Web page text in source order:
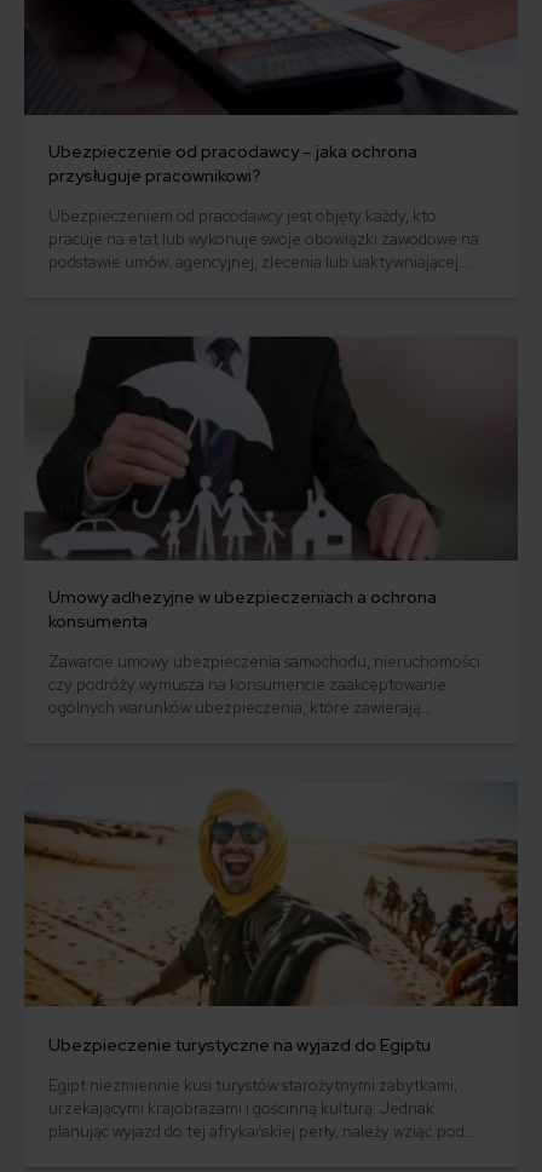
Ubezpieczenie od pracodawcy – jaka ochrona
przysługuje pracownikowi?
Ubezpieczeniem od pracodawcy jest objęty każdy, kto
pracuje na etat lub wykonuje swoje obowiązki zawodowe na
podstawie umów: agencyjnej, zlecenia lub uaktywniającej.
Umowy adhezyjne w ubezpieczeniach a ochrona
konsumenta
Zawarcie umowy ubezpieczenia samochodu, nieruchomości
czy podróży wymusza na konsumencie zaakceptowanie
ogólnych warunków ubezpieczenia, które zawierają
Ubezpieczenie turystyczne na wyjazd do Egiptu
Egipt niezmiennie kusi turystów starożytnymi zabytkami,
urzekającymi krajobrazami i gościnną kulturą. Jednak
planując wyjazd do tej afrykańskiej perły, należy wziąć pod